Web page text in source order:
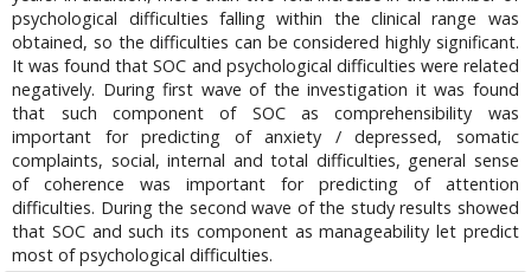
psychological difficulties falling within the clinical range was
obtained, so the difficulties can be considered highly significant.
It was found that SOC and psychological difficulties were related
negatively. During first wave of the investigation it was found
that such component of SOC as comprehensibility was
important for predicting of anxiety / depressed, somatic
complaints, social, internal and total difficulties, general sense
of coherence was important for predicting of attention
difficulties. During the second wave of the study results showed
that SOC and such its component as manageability let predict
most of psychological difficulties.